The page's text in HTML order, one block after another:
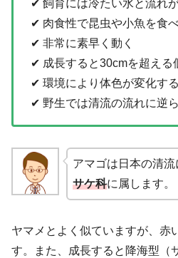
✔ 飼育には冷たい水と流れ
✔ 肉食性で昆虫や小魚を食
✔ 非常に素早く動く
✔ 成長すると30cmを超える
✔ 環境により体色が変化す
✔ 野生では清流の流れに逆
アマゴは日本の清流
サケ科に属します。
ヤマメとよく似ていますが、赤
す。また、成長すると降海型（